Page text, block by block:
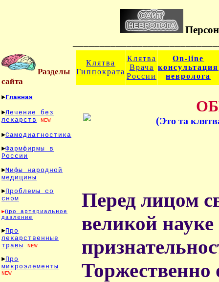
Разделы
сайта
►Главная
►Лечение без
лекарств
NEW
►Самодиагностика
►Фармфирмы в
России
►Мифы народной
медицины
►Проблемы со
сном
►Про артериальное
давление
►Про
лекарственные
травы
NEW
►Про
микроэлементы
NEW
Клятва
Гиппократа
Клятва
Врача
России
On-line
консультация
невролога
(Это та
Перед лицом
великой